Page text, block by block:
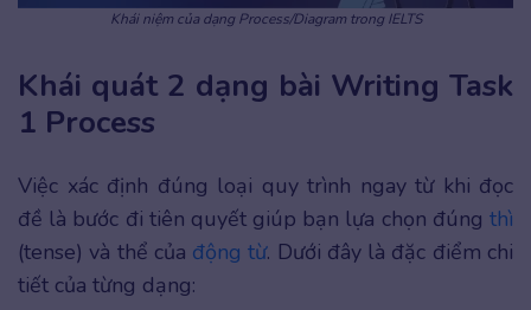
Khái niệm của dạng Process/Diagram trong IELTS
Khái quát 2 dạng bài Writing Task
1 Process
Việc xác định đúng loại quy trình ngay từ khi đọc
đề là bước đi tiên quyết giúp bạn lựa chọn đúng thì
(tense) và thể của động từ. Dưới đây là đặc điểm chi
tiết của từng dạng: